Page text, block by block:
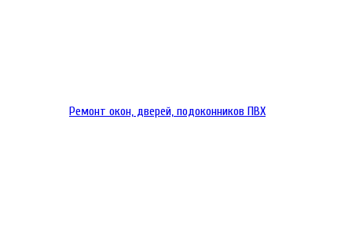
Ремонт окон, дверей, подоконников ПВХ